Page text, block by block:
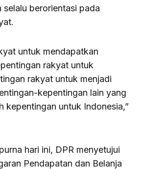
selalu berorientasi pada
untuk mendapatkan
rakyat untuk
rakyat untuk menjadi
kepentingan lain yang
kepentingan untuk Indonesia,”
hari ini, DPR menyetujui
Pendapatan dan Belanja